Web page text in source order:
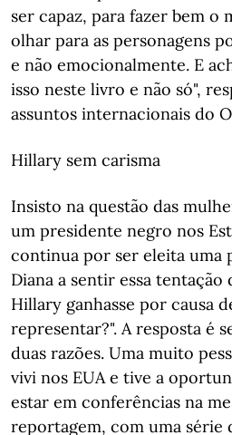
ser capaz, para fazer bem o
olhar para as personagens
e não emocionalmente. E
isso neste livro e não só",
assuntos internacionais do
Hillary sem carisma
Insisto na questão das
um presidente negro nos
continua por ser eleita uma
Diana a sentir essa tentação
Hillary ganhasse por causa
representar?". A resposta é
duas razões. Uma muito
vivi nos EUA e tive a
estar em conferências na
reportagem, com uma